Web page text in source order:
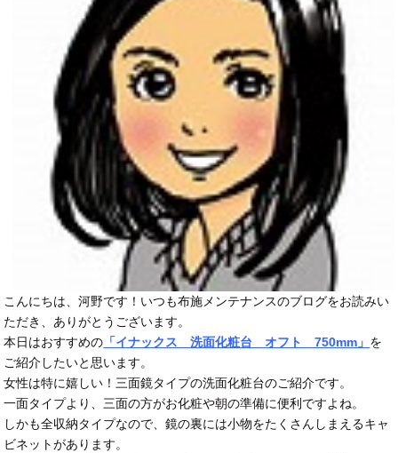
こんにちは、河野です！いつも布施メンテナンスのブログをお読みい
ただき、ありがとうございます。
本日はおすすめの 「イナックス 洗面化粧台 オフト 750mm」 を
ご紹介したいと思います。
女性は特に嬉しい！三面鏡タイプの洗面化粧台のご紹介です。
一面タイプより、三面の方がお化粧や朝の準備に便利ですよね。
しかも全収納タイプなので、鏡の裏には小物をたくさんしまえるキャ
ビネットがあります。